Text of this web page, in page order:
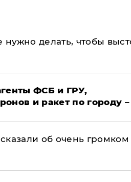
делать, чтобы
ФСБ и ГРУ,
и ракет по городу
об очень громком